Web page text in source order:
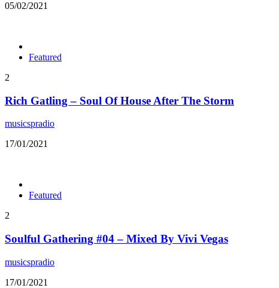
05/02/2021
Featured
2
Rich Gatling – Soul Of House After The Storm
musicspradio
17/01/2021
Featured
2
Soulful Gathering #04 – Mixed By Vivi Vegas
musicspradio
17/01/2021